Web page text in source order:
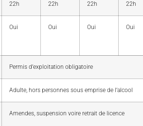
22h
22h
22h
22h
Oui Oui Oui Oui
Permis d’exploitation obligatoire
Adulte, hors personnes sous emprise de l’alcool
Amendes, suspension voire retrait de licence